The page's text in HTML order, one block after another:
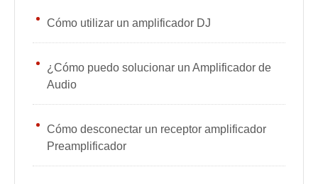
Cómo utilizar un amplificador DJ
¿Cómo puedo solucionar un Amplificador de
Audio
Cómo desconectar un receptor amplificador
Preamplificador